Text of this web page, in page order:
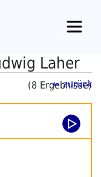
Laher
(8 Ergebnisse)
← zurück